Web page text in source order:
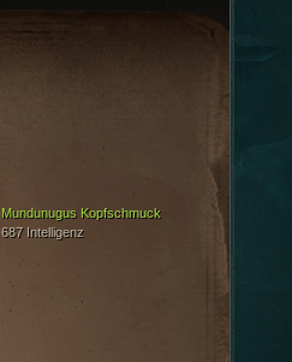
Mundunugus Kopfschmuck
687 Intelligenz